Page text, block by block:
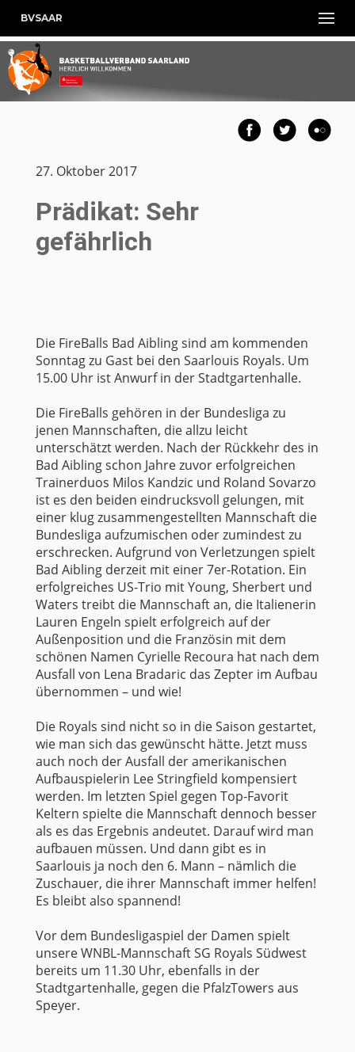
BVSAAR
27. Oktober 2017
Prädikat: Sehr
gefährlich
Die FireBalls Bad Aibling sind am kommenden
Sonntag zu Gast bei den Saarlouis Royals. Um
15.00 Uhr ist Anwurf in der Stadtgartenhalle.
Die FireBalls gehören in der Bundesliga zu
jenen Mannschaften, die allzu leicht
unterschätzt werden. Nach der Rückkehr des in
Bad Aibling schon Jahre zuvor erfolgreichen
Trainerduos Milos Kandzic und Roland Sovarzo
ist es den beiden eindrucksvoll gelungen, mit
einer klug zusammengestellten Mannschaft die
Bundesliga aufzumischen oder zumindest zu
erschrecken. Aufgrund von Verletzungen spielt
Bad Aibling derzeit mit einer 7er-Rotation. Ein
erfolgreiches US-Trio mit Young, Sherbert und
Waters treibt die Mannschaft an, die Italienerin
Lauren Engeln spielt erfolgreich auf der
Außenposition und die Französin mit dem
schönen Namen Cyrielle Recoura hat nach dem
Ausfall von Lena Bradaric das Zepter im Aufbau
übernommen – und wie!
Die Royals sind nicht so in die Saison gestartet,
wie man sich das gewünscht hätte. Jetzt muss
auch noch der Ausfall der amerikanischen
Aufbauspielerin Lee Stringfield kompensiert
werden. Im letzten Spiel gegen Top-Favorit
Keltern spielte die Mannschaft dennoch besser
als es das Ergebnis andeutet. Darauf wird man
aufbauen müssen. Und dann gibt es in
Saarlouis ja noch den 6. Mann – nämlich die
Zuschauer, die ihrer Mannschaft immer helfen!
Es bleibt also spannend!
Vor dem Bundesligaspiel der Damen spielt
unsere WNBL-Mannschaft SG Royals Südwest
bereits um 11.30 Uhr, ebenfalls in der
Stadtgartenhalle, gegen die PfalzTowers aus
Speyer.